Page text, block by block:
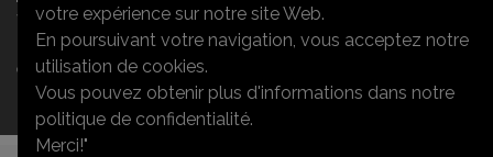
Vous pouvez vous désinscrire à tout
moment. Vous trouverez pour cela nos
informations de contact dans les
conditions d'utilisation du site.
votre expérience sur notre site Web.
En poursuivant votre navigation, vous acceptez notre
utilisation de cookies.
Vous pouvez obtenir plus d'informations dans notre
politique de confidentialité.
Merci!"